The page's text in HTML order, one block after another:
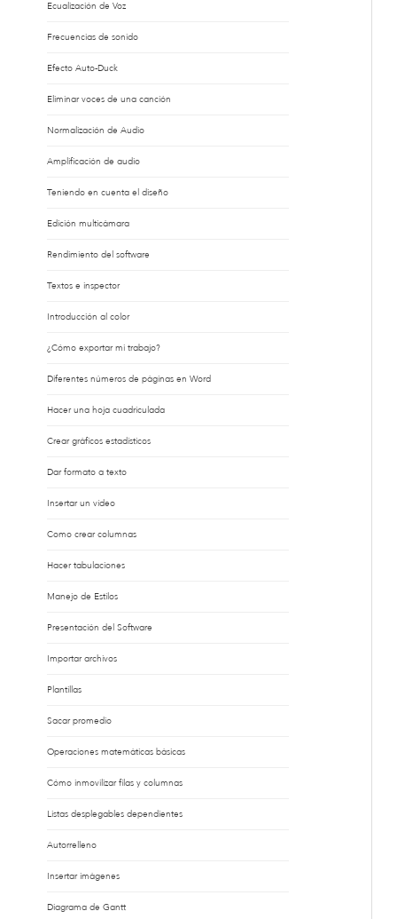
Ecualización de Voz
Frecuencias de sonido
Efecto Auto-Duck
Eliminar voces de una canción
Normalización de Audio
Amplificación de audio
Teniendo en cuenta el diseño
Edición multicámara
Rendimiento del software
Textos e inspector
Introducción al color
¿Cómo exportar mi trabajo?
Diferentes números de páginas en Word
Hacer una hoja cuadriculada
Crear gráficos estadísticos
Dar formato a texto
Insertar un vídeo
Como crear columnas
Hacer tabulaciones
Manejo de Estilos
Presentación del Software
Importar archivos
Plantillas
Sacar promedio
Operaciones matemáticas básicas
Cómo inmovilizar filas y columnas
Listas desplegables dependientes
Autorrelleno
Insertar imágenes
Diagrama de Gantt